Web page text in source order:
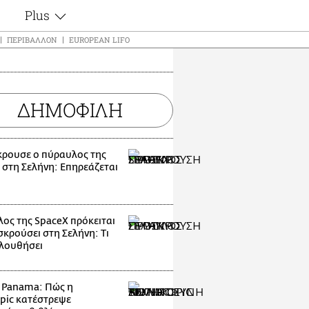
Plus
Θέματα
Videos
Αφιερώματα
Ζώδια
Εξομολογήσεις
Οι Αθηναίοι
Επιλογές
ΠΕΡΙΒΆΛΛΟΝ EUROPEAN LIFO
ΔΗΜΟΦΙΛΗ
ο πύραυλος της
Σελήνη: Επηρεάζεται
της SpaceX πρόκειται
στη Σελήνη: Τι
Πώς η
κατέστρεψε